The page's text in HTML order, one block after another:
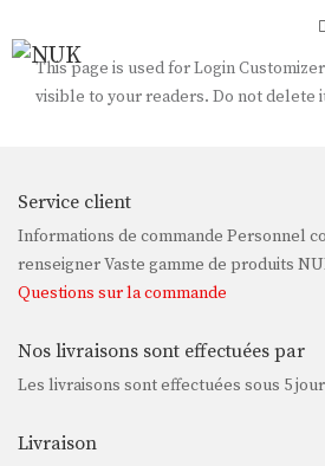
This page is used for Login
visible to your readers. Do not delete
Service client
Informations de commande Personnel
renseigner Vaste gamme de produits
Questions sur la commande
Nos livraisons sont effectuées par
Les livraisons sont effectuées sous 5
Livraison